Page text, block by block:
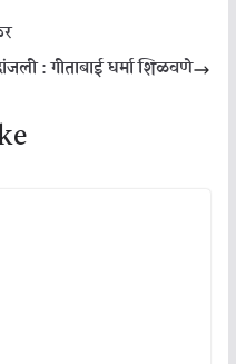
: गीताबाई धर्मा शिळवणे